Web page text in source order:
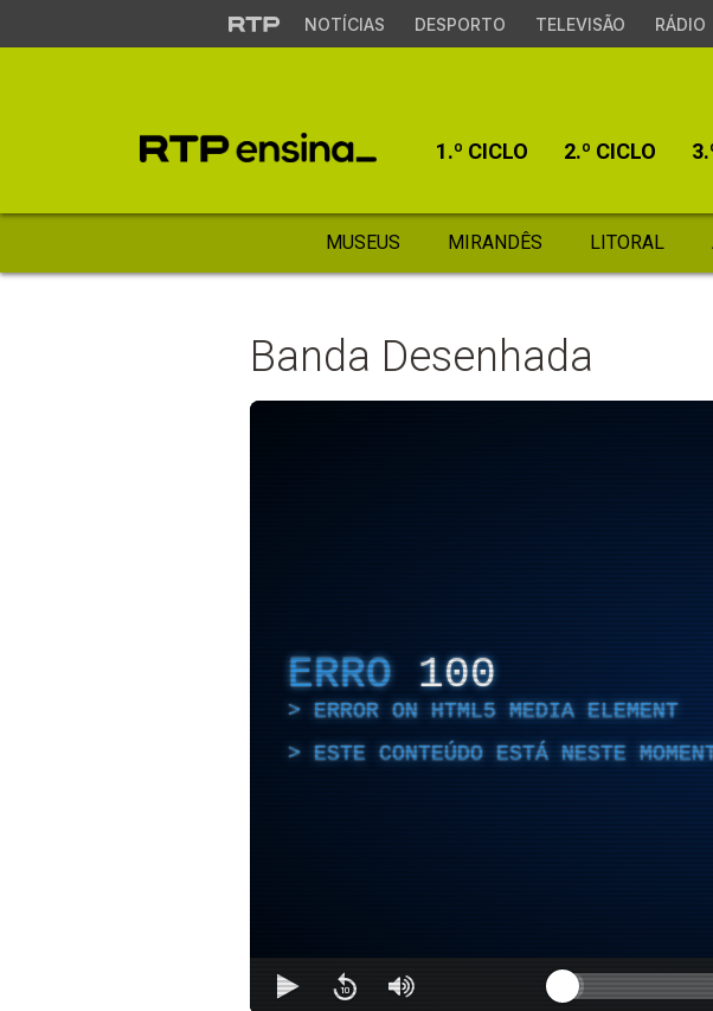
NOTÍCIAS DESPORTO TELEVISÃO RÁDIO
1.º CICLO 2.º CICLO
MUSEUS MIRANDÊS LITORAL
Banda Desenhada
ERRO 100
ERROR ON HTML5 MEDIA ELEMENT
ESTE CONTEÚDO ESTÁ NESTE